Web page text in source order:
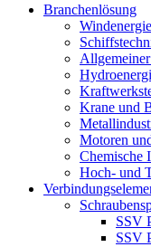
Branchenlösung
Windenergie
Krane und
Motoren
Chemische
Hoch- und
SSV
SSV